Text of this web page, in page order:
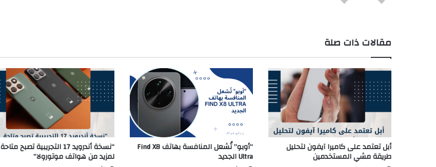
مقالات ذات صلة
أبل تعتمد على كاميرا آيفون لتحليل
طريقة مشي المستخدمين
“أوبو” تُشعل المنافسة بهاتف Find X8
Ultra الجديد
“نسخة أندرويد 17 التجريبية تصبح متاحة
لمزيد من هواتف موتورولا”